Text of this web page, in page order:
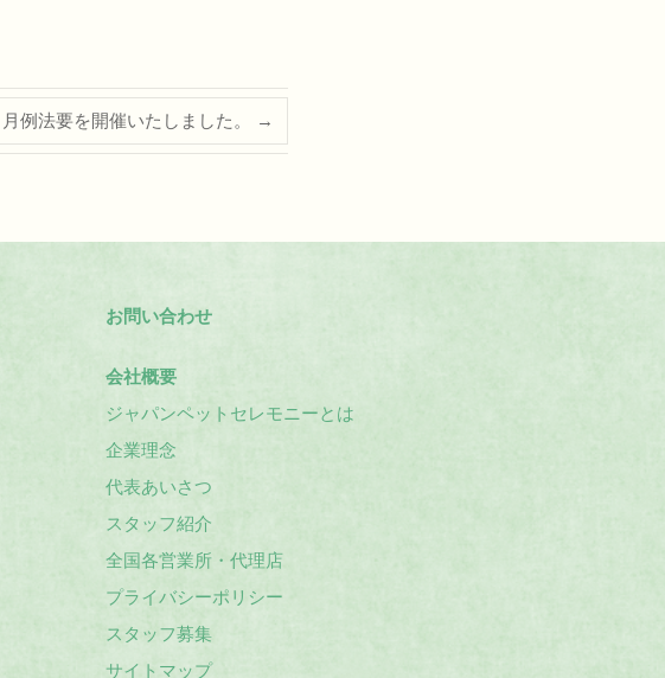
月例法要を開催いたしました。 →
お問い合わせ
会社概要
ジャパンペットセレモニーとは
企業理念
代表あいさつ
スタッフ紹介
全国各営業所・代理店
プライバシーポリシー
スタッフ募集
サイトマップ